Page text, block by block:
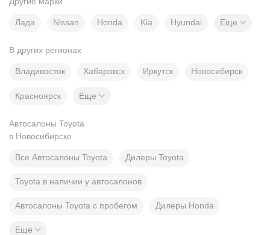
Лада Nissan Honda Kia Hyundai Еще
В других регионах
Владивосток Хабаровск Иркутск Новосибирск
Красноярск Еще
Автосалоны Toyota
в Новосибирске
Все Автосалоны Toyota Дилеры Toyota
Toyota в наличии у автосалонов
Автосалоны Toyota с пробегом Дилеры Honda
Еще